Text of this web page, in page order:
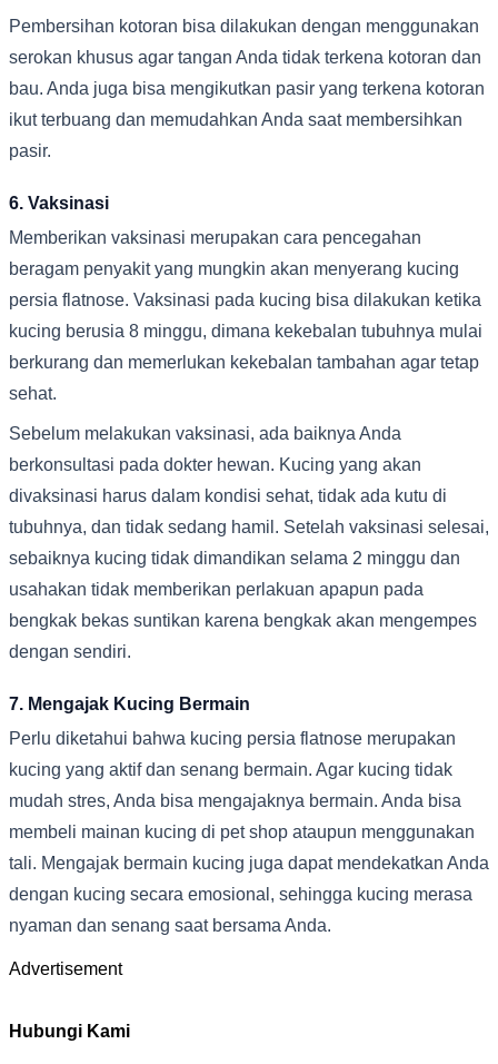
Pembersihan kotoran bisa dilakukan dengan menggunakan
serokan khusus agar tangan Anda tidak terkena kotoran dan
bau. Anda juga bisa mengikutkan pasir yang terkena kotoran
ikut terbuang dan memudahkan Anda saat membersihkan
pasir.
6. Vaksinasi
Memberikan vaksinasi merupakan cara pencegahan
beragam penyakit yang mungkin akan menyerang kucing
persia flatnose. Vaksinasi pada kucing bisa dilakukan ketika
kucing berusia 8 minggu, dimana kekebalan tubuhnya mulai
berkurang dan memerlukan kekebalan tambahan agar tetap
sehat.
Sebelum melakukan vaksinasi, ada baiknya Anda
berkonsultasi pada dokter hewan. Kucing yang akan
divaksinasi harus dalam kondisi sehat, tidak ada kutu di
tubuhnya, dan tidak sedang hamil. Setelah vaksinasi selesai,
sebaiknya kucing tidak dimandikan selama 2 minggu dan
usahakan tidak memberikan perlakuan apapun pada
bengkak bekas suntikan karena bengkak akan mengempes
dengan sendiri.
7. Mengajak Kucing Bermain
Perlu diketahui bahwa kucing persia flatnose merupakan
kucing yang aktif dan senang bermain. Agar kucing tidak
mudah stres, Anda bisa mengajaknya bermain. Anda bisa
membeli mainan kucing di pet shop ataupun menggunakan
tali. Mengajak bermain kucing juga dapat mendekatkan Anda
dengan kucing secara emosional, sehingga kucing merasa
nyaman dan senang saat bersama Anda.
Advertisement
Hubungi Kami